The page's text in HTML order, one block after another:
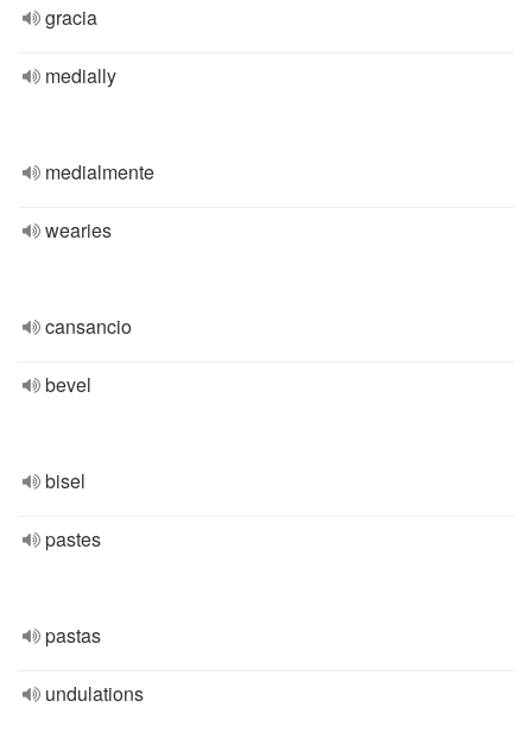
gracia
medially
medialmente
wearies
cansancio
bevel
bisel
pastes
pastas
undulations